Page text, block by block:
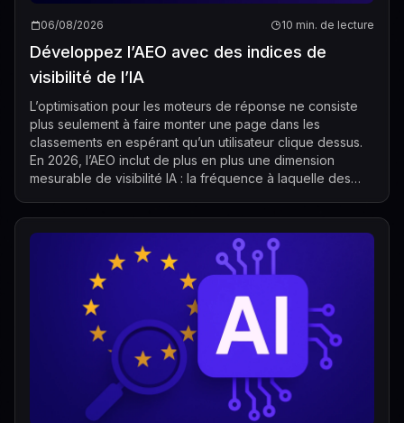
06/08/2026 10 min. de lecture
Développez l’AEO avec des indices de
visibilité de l’IA
L’optimisation pour les moteurs de réponse ne consiste
plus seulement à faire monter une page dans les
classements en espérant qu’un utilisateur clique dessus.
En 2026, l’AEO inclut de plus en plus une dimension
mesurable de visibilité IA : la fréquence à laquelle des